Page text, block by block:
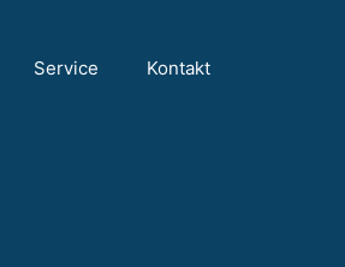
Service Kontakt